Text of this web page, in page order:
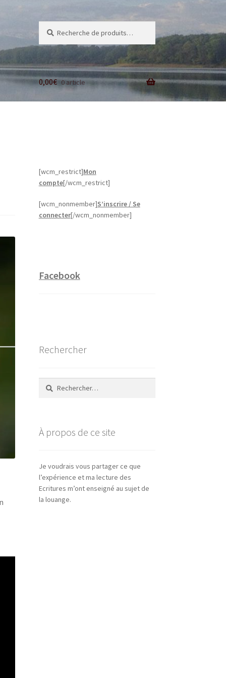
pour :
0,00€ 0 article
[wcm_restrict]Mon
compte[/wcm_restrict]
[wcm_nonmember]S’inscrire / Se
connecter[/wcm_nonmember]
Facebook
Rechercher
Rechercher :
À propos de ce site
Je voudrais vous partager ce que
l’expérience et ma lecture des
Ecritures m’ont enseigné au sujet de
la louange.